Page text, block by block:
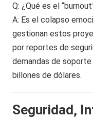
Q: ¿Qué es el
A: Es el colapso
gestionan estos
por reportes de
demandas de
billones de dólares.
Seguridad,